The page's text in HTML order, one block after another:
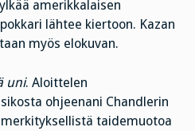
amerikkalaisen
lähtee kiertoon. Kazan
myös elokuvan.
uni. Aloittelen
ohjeenani Chandlerin
taidemuotoa